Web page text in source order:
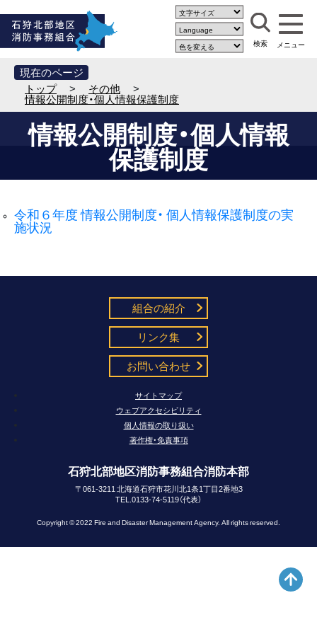
現在のページ
トップ
> その他 >
情報公開制度・個人情報保護制度
情報公開制度・個人情報
保護制度
令和６年度­ 情報公開­制度・ 個­人情報保護­制度の実
施­状況
石狩北部地区消防事務組合消防本部
〒061-3211 北海道石狩市花川北1条1丁目2番地3
TEL.0133-74-5119（代表）
組合の紹介
リンク集
お問い合わせ
サイトマップ
ウェブアクセシビリティ
個人情報の取り扱い
著作権・免責事項
Copyright © 2022 Fire and Disaster Management Agency. All rights reserved.